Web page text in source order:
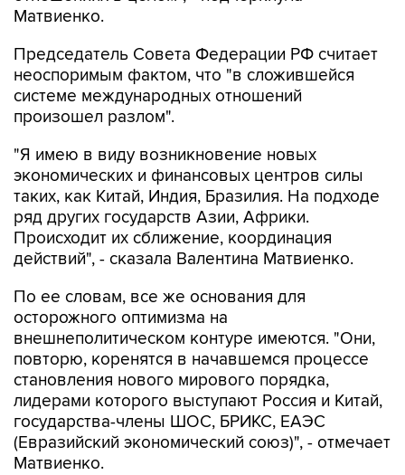
Матвиенко.
Председатель Совета Федерации РФ считает
неоспоримым фактом, что "в сложившейся
системе международных отношений
произошел разлом".
"Я имею в виду возникновение новых
экономических и финансовых центров силы
таких, как Китай, Индия, Бразилия. На подходе
ряд других государств Азии, Африки.
Происходит их сближение, координация
действий", - сказала Валентина Матвиенко.
По ее словам, все же основания для
осторожного оптимизма на
внешнеполитическом контуре имеются. "Они,
повторю, коренятся в начавшемся процессе
становления нового мирового порядка,
лидерами которого выступают Россия и Китай,
государства-члены ШОС, БРИКС, ЕАЭС
(Евразийский экономический союз)", - отмечает
Матвиенко.